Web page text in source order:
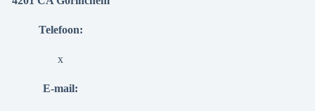
Telefoon:
x
E-mail: